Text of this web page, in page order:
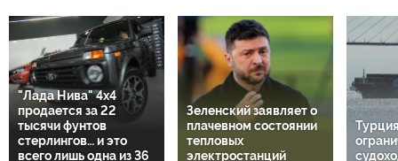
"Лада Нива" 4х4
продается за 22
тысячи фунтов
стерлингов… и это
всего лишь одна из 36
Зеленский заявляет о
плачевном состоянии
тепловых
электростанций